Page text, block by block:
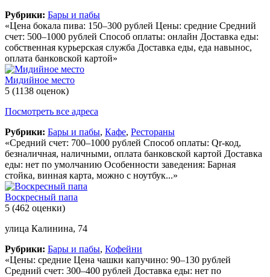
Рубрики: Бары и пабы
«Цена бокала пива: 150–300 рублей Цены: средние Средний
счет: 500–1000 рублей Способ оплаты: онлайн Доставка еды:
собственная курьерская служба Доставка еды, еда навынос,
оплата банковской картой»
Мидийное место
5 (1138 оценок)
Посмотреть все адреса
Рубрики: Бары и пабы, Кафе, Рестораны
«Средний счет: 700–1000 рублей Способ оплаты: Qr-код,
безналичная, наличными, оплата банковской картой Доставка
еды: нет по умолчанию Особенности заведения: Барная
стойка, винная карта, можно с ноутбук...»
Воскресный папа
5 (462 оценки)
улица Калинина, 74
Рубрики: Бары и пабы, Кофейни
«Цены: средние Цена чашки капучино: 90–130 рублей
Средний счет: 300–400 рублей Доставка еды: нет по